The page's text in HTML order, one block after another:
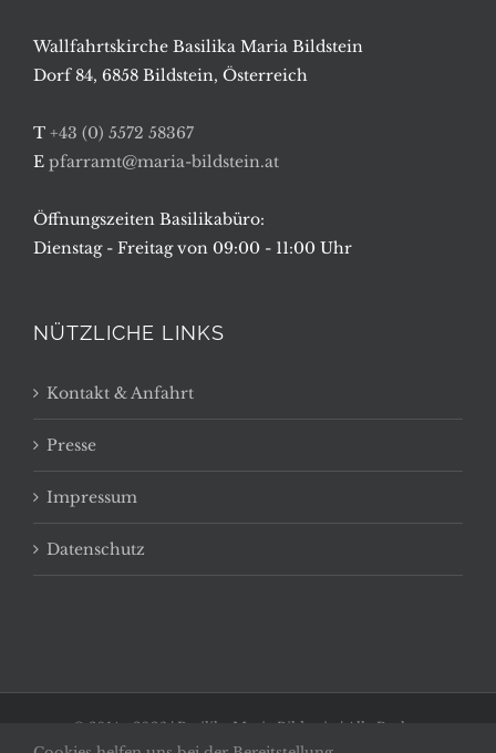
Wallfahrtskirche Basilika Maria Bildstein
Dorf 84, 6858 Bildstein, Österreich
T +43 (0) 5572 58367
E pfarramt@maria-bildstein.at
Öffnungszeiten Basilikabüro:
Dienstag - Freitag von 09:00 - 11:00 Uhr
NÜTZLICHE LINKS
Kontakt & Anfahrt
Presse
Impressum
Datenschutz
© 2014 - 2026 | Basilika Maria Bildstein | Alle Rechte